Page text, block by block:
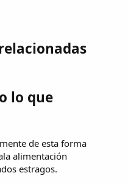
lo que
de esta forma
alimentación
estragos.